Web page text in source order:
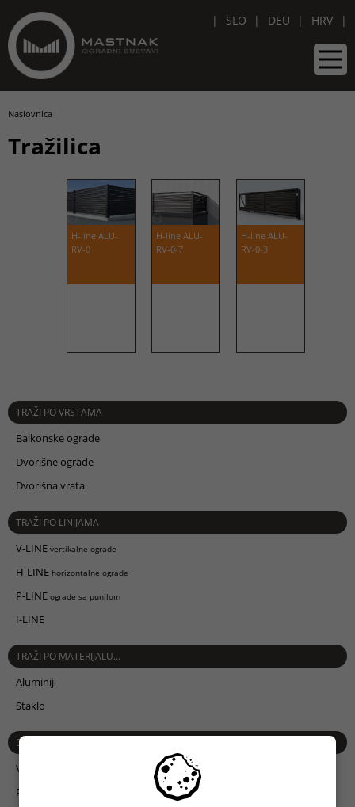
SLO DEU HRV
TRAŽI PO VRSTAMA
Balkonske ograde
Dvorišne ograde
Dvorišna vrata
TRAŽI PO LINIJAMA
V-LINE vertikalne ograde
H-LINE horizontalne ograde
P-LINE ograde sa punilom
I-LINE
TRAŽI PO MATERIJALU...
Aluminij
Staklo
DODACI
Višenamjenski stup i moduli za pristup
Pogoni za vrata
Naslovnica
Tražilica
H-line ALU-
RV-0
H-line ALU-
RV-0-7
H-line ALU-
RV-0-3